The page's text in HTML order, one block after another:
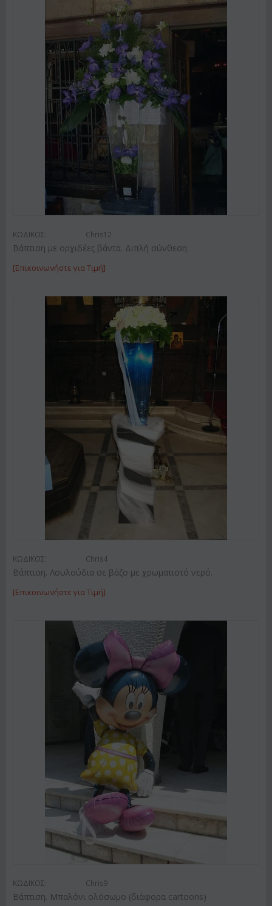
ΚΩΔΙΚΟΣ: Chris12
Βάπτιση με ορχιδέες βάντα. Διπλή σύνθεση.
[Επικοινωνήστε για Τιμή]
ΚΩΔΙΚΟΣ: Chris4
Βάπτιση. Λουλούδια σε βάζο με χρωματιστό νερό.
[Επικοινωνήστε για Τιμή]
ΚΩΔΙΚΟΣ: Chris9
Βάπτιση. Μπαλόνι ολόσωμο (διάφορα cartoons)